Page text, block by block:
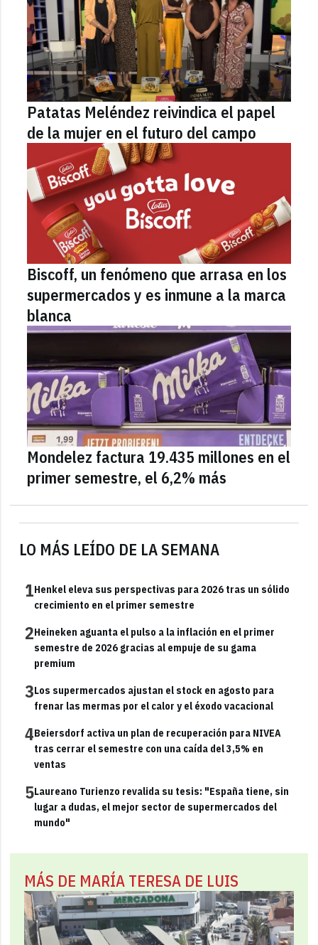
LO MÁS LEÍDO DE LA SEMANA
1Henkel eleva sus perspectivas para 2026 tras un sólido
crecimiento en el primer semestre
2Heineken aguanta el pulso a la inflación en el primer
semestre de 2026 gracias al empuje de su gama
premium
3Los supermercados ajustan el stock en agosto para
frenar las mermas por el calor y el éxodo vacacional
4Beiersdorf activa un plan de recuperación para NIVEA
tras cerrar el semestre con una caída del 3,5% en
ventas
5Laureano Turienzo revalida su tesis: "España tiene, sin
lugar a dudas, el mejor sector de supermercados del
mundo"
MÁS DE MARÍA TERESA DE LUIS
Patatas Meléndez reivindica el papel
de la mujer en el futuro del campo
Biscoff, un fenómeno que arrasa en los
supermercados y es inmune a la marca
blanca
Mondelez factura 19.435 millones en el
primer semestre, el 6,2% más